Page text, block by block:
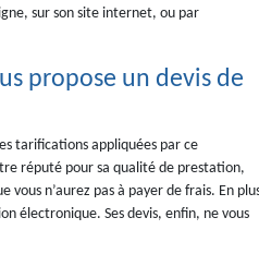
sur son site internet, ou par
propose un devis de
tarifications appliquées par ce
réputé pour sa qualité de prestation,
n’aurez pas à payer de frais. En
électronique. Ses devis, enfin, ne vous